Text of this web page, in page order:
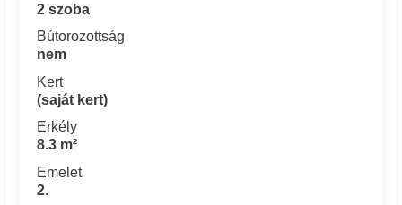
2 szoba
Bútorozottság
nem
Kert
(saját kert)
Erkély
8.3 m²
Emelet
2.